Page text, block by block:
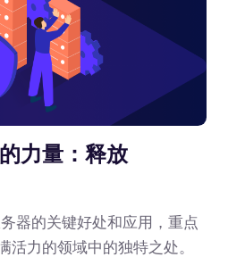
力量：释放
器的关键好处和应用，重点
活力的领域中的独特之处。